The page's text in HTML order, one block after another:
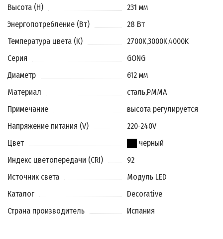
Высота (H)
231 мм
Энергопотребление (Вт)
28 Вт
Температура цвета (K)
2700K,3000K,4000K
Серия
GONG
Диаметр
612 мм
Материал
сталь,PMMA
Примечание
высота регулируется
Напряжение питания (V)
220-240V
Цвет
черный
Индекс цветопередачи (CRI)
92
Источник света
Модуль LED
Каталог
Decorative
Страна производитель
Испания